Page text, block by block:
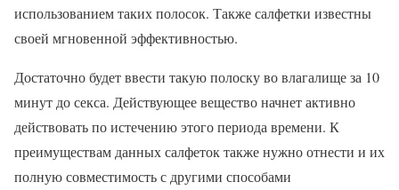
использованием таких полосок. Также салфетки известны
своей мгновенной эффективностью.
Достаточно будет ввести такую полоску во влагалище за 10
минут до секса. Действующее вещество начнет активно
действовать по истечению этого периода времени. К
преимуществам данных салфеток также нужно отнести и их
полную совместимость с другими способами